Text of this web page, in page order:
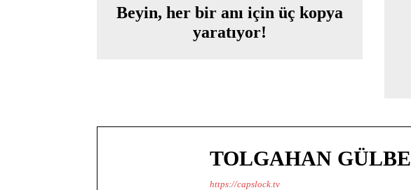
Beyin, her bir anı için üç kopya
yaratıyor!
TOLGAHAN GÜLBE
https://capslock.tv